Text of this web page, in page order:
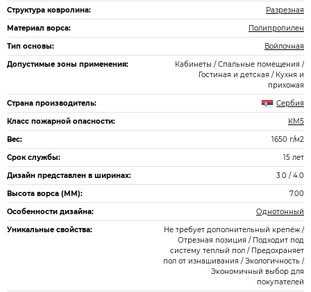
Структура ковролина:
Разрезная
Материал ворса:
Полипропилен
Тип основы:
Войлочная
Допустимые зоны применения:
Кабинеты / Спальные помещения /
Гостиная и детская / Кухня и
прихожая
Страна производитель:
Сербия
Класс пожарной опасности:
КМ5
Вес:
1650 г/м2
Срок службы:
15 лет
Дизайн представлен в ширинах:
3.0 / 4.0
Высота ворса (ММ):
7.00
Особенности дизайна:
Однотонный
Уникальные свойства:
Не требует дополнительный крепёж /
Отрезная позиция / Подходит под
систему теплый пол / Предохраняет
пол от изнашивания / Экологичность /
Экономичный выбор для
покупателей